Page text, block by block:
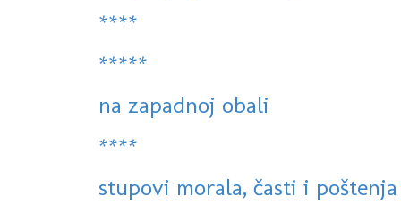
****
*****
na zapadnoj obali
****
stupovi morala, časti i poštenja